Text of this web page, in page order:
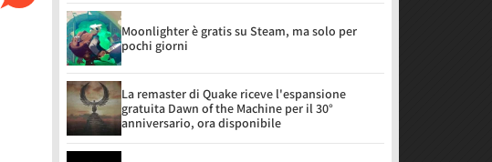
Moonlighter è gratis su Steam, ma solo per
pochi giorni
La remaster di Quake riceve l'espansione
gratuita Dawn of the Machine per il 30°
anniversario, ora disponibile